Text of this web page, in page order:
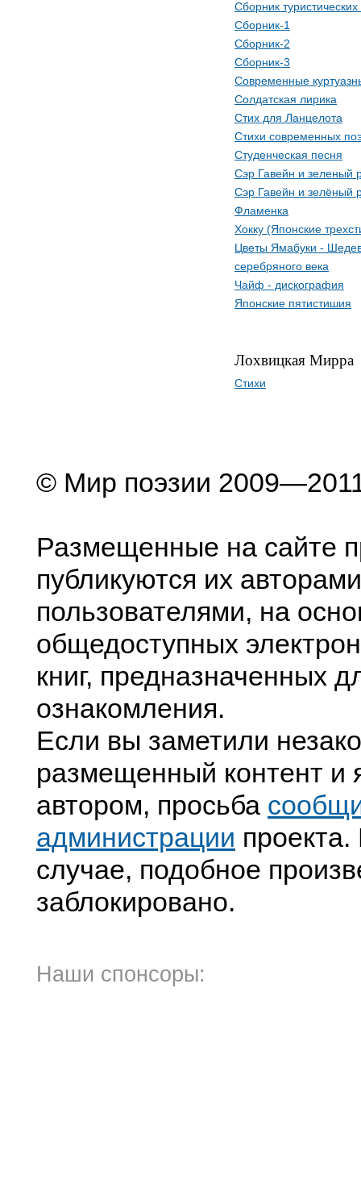
Сборник
Сборник-1
Сборник-2
Сборник-3
Современные
Солдатская лирика
Стих для Ланцелота
Стихи современных
Студенческая песня
Сэр Гавейн и зеленый
Сэр Гавейн и зелёный
Фламенка
Хокку (Японские
Цветы Ямабуки -
серебряного века
Чайф - дискография
Японские пятистишия
Лохвицкая Мирра
Стихи
© Мир поэзии
Размещенные на сайте
публикуются их
пользователями, на
общедоступных
книг, предназначенных
ознакомления.
Если вы заметили
размещенный контент и
автором, просьба
администрации
случае, подобное
заблокировано.
Наши спонсоры: